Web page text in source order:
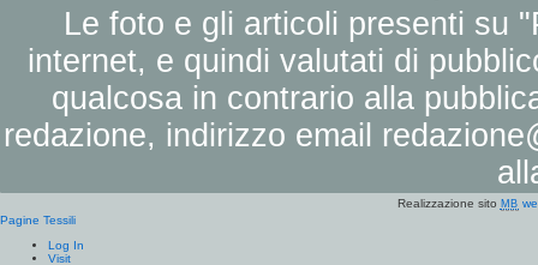
Le foto e gli articoli presenti su
internet, e quindi valutati di
qualcosa in contrario alla
redazione, indirizzo email
Realizzazione sito MB
Pagine Tessili
Log In
Visit